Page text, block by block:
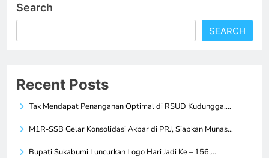
Search
SEARCH
Recent Posts
Tak Mendapat Penanganan Optimal di RSUD Kudungga,…
M1R-SSB Gelar Konsolidasi Akbar di PRJ, Siapkan Munas…
Bupati Sukabumi Luncurkan Logo Hari Jadi Ke – 156,…